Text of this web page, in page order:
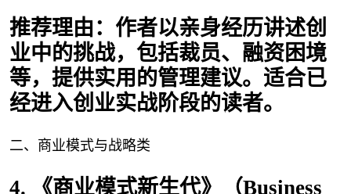
推荐理由：作者以亲身经历讲述创
业中的挑战，包括裁员、融资困境
等，提供实用的管理建议。适合已
经进入创业实战阶段的读者。
二、商业模式与战略类
4. 《商业模式新生代》（Business